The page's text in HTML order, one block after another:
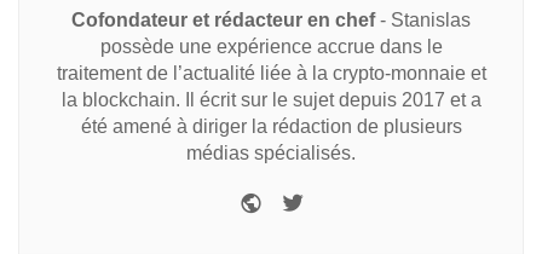
Cofondateur et rédacteur en chef- Stanislas
possède une expérience accrue dans le
traitement de l’actualité liée à la crypto-monnaie et
la blockchain. Il écrit sur le sujet depuis 2017 et a
été amené à diriger la rédaction de plusieurs
médias spécialisés.